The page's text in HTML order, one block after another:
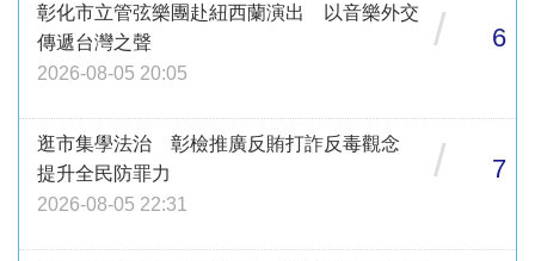
彰化市立管弦樂團赴紐西蘭演出 以音樂外交
傳遞台灣之聲
2026-08-05 20:05
/ 6
逛市集學法治 彰檢推廣反賄打詐反毒觀念
提升全民防罪力
2026-08-05 22:31
/ 7